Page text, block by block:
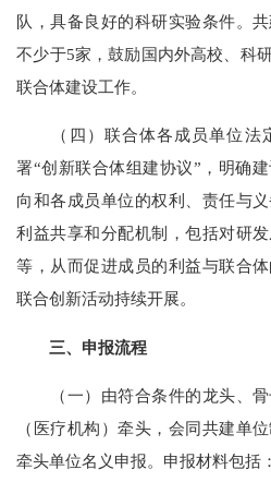
队，具备良好的科研实验条件。
不少于5家，鼓励国内外高校、科
联合体建设工作。
（四）联合体各成员单位法
署“创新联合体组建协议”，明确
向和各成员单位的权利、责任与
利益共享和分配机制，包括对研
等，从而促进成员的利益与联合
联合创新活动持续开展。
三、申报流程
（一）由符合条件的龙头、骨
（医疗机构）牵头，会同共建单
牵头单位名义申报。申报材料包括：